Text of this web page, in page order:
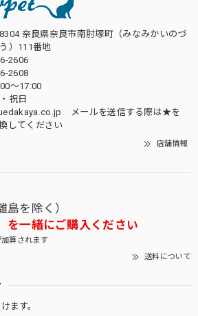
奈良県奈良市南肘塚町（みなみかいのづ
）111番地
2606
2608
～17:00
祝日
メールを送信する際は★を
してください
店舗情報
島を除く）
を一緒にご購入ください
算されます
送料について
ます。